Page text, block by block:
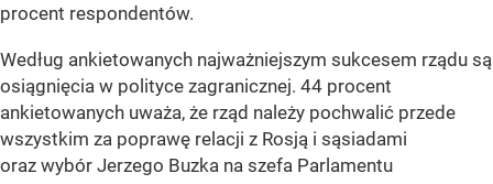
procent respondentów.
Według ankietowanych najważniejszym sukcesem rządu są
osiągnięcia w polityce zagranicznej. 44 procent
ankietowanych uważa, że rząd należy pochwalić przede
wszystkim za poprawę relacji z Rosją i sąsiadami
oraz wybór Jerzego Buzka na szefa Parlamentu